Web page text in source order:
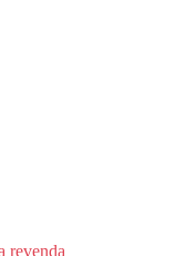
revenda